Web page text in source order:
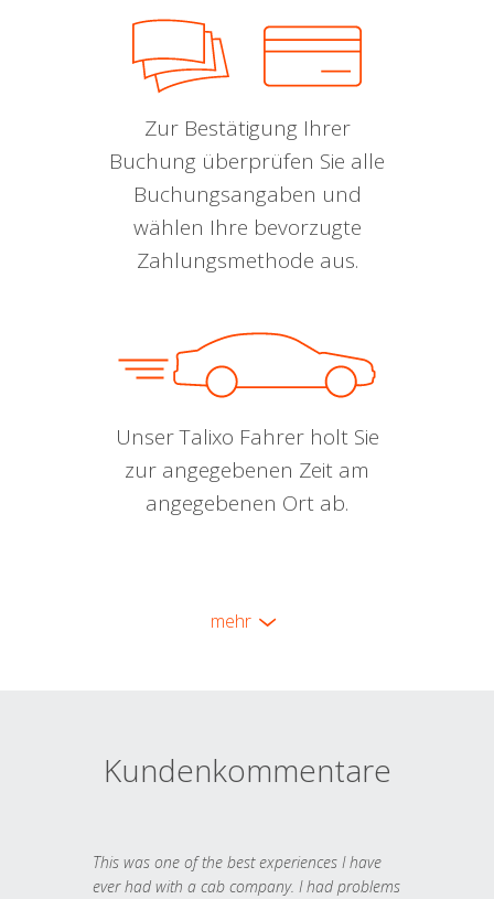
Zur Bestätigung Ihrer
Buchung überprüfen Sie alle
Buchungsangaben und
wählen Ihre bevorzugte
Zahlungsmethode aus.
Unser Talixo Fahrer holt Sie
zur angegebenen Zeit am
angegebenen Ort ab.
mehr
Kundenkommentare
This was one of the best experiences I have
ever had with a cab company. I had problems